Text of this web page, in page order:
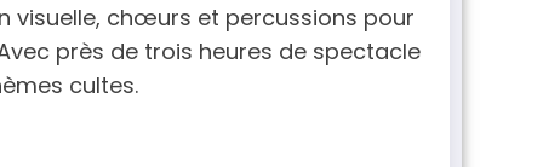
visuelle, chœurs et percussions pour
près de trois heures de spectacle
cultes.